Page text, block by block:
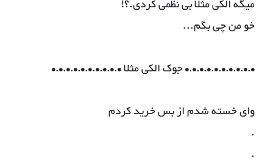
ميگه الكى مثلا بى نظمى كردى.؟!
خو من چى بگم...
•.•.•.•.•.•.•.•.•.• جوک الکی مثلا •.•.•.•.•.•.•.•.•.•
وای خسته شدم از بس خرید کردم
.